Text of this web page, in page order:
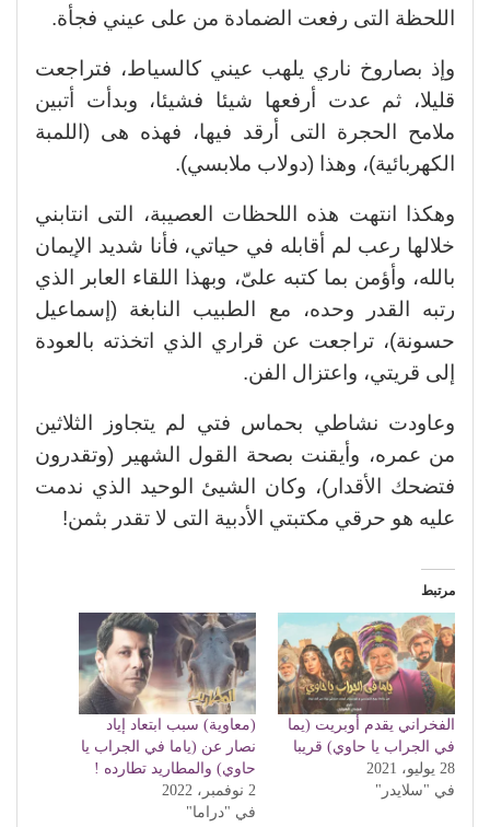
اللحظة التى رفعت الضمادة من على عيني فجأة.
وإذ بصاروخ ناري يلهب عيني كالسياط، فتراجعت
قليلا، ثم عدت أرفعها شيئا فشيئا، وبدأت أتبين
ملامح الحجرة التى أرقد فيها، فهذه هى (اللمبة
الكهربائية)، وهذا (دولاب ملابسي).
وهكذا انتهت هذه اللحظات العصيبة، التى انتابني
خلالها رعب لم أقابله في حياتي، فأنا شديد الإيمان
بالله، وأؤمن بما كتبه علىّ، وبهذا اللقاء العابر الذي
رتبه القدر وحده، مع الطبيب النابغة (إسماعيل
حسونة)، تراجعت عن قراري الذي اتخذته بالعودة
إلى قريتي، واعتزال الفن.
وعاودت نشاطي بحماس فتي لم يتجاوز الثلاثين
من عمره، وأيقنت بصحة القول الشهير (وتقدرون
فتضحك الأقدار)، وكان الشيئ الوحيد الذي ندمت
عليه هو حرقي مكتبتي الأدبية التى لا تقدر بثمن!
مرتبط
الفخراني يقدم أوبريت (يما
في الجراب يا حاوي) قريبا
28 يوليو، 2021
في "سلايدر"
(معاوية) سبب ابتعاد إياد
نصار عن (ياما في الجراب يا
حاوي) والمطاريد تطارده !
2 نوفمبر، 2022
في "دراما"